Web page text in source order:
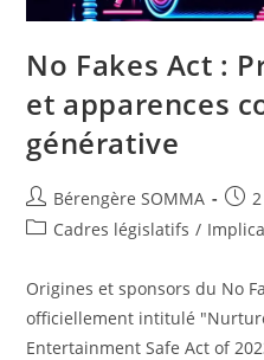
No Fakes Act :
et apparences
générative
Auteur/autrice
de
Bérengère SOMMA
Post
PostCadres législatifs /
Origines et sponsors du No
officiellement intitulé
Entertainment Safe Act of